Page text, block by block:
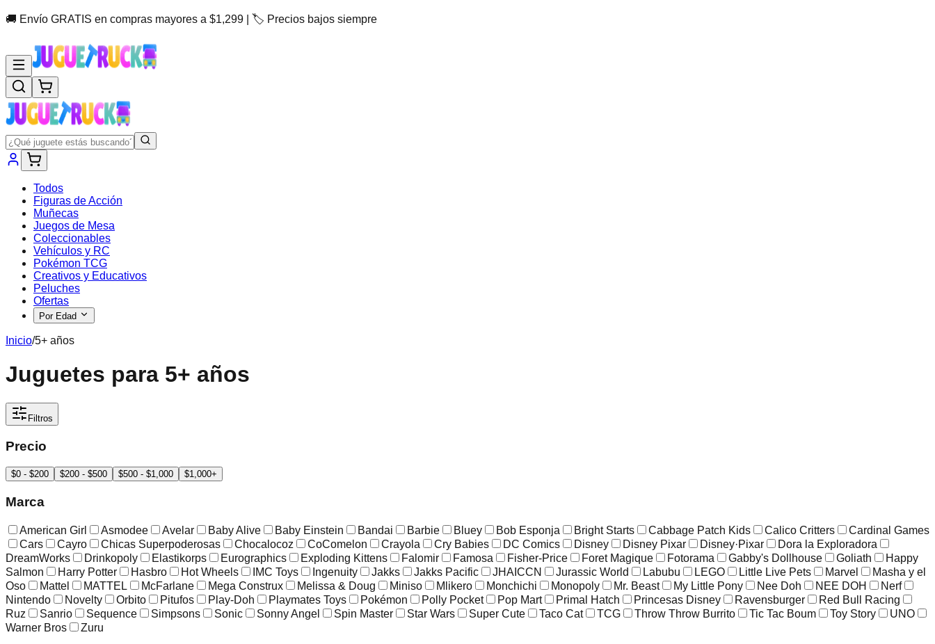
🚚 Envío GRATIS en compras mayores a $1,299 | 🏷️ Precios bajos siempre
Todos
Figuras de Acción
Muñecas
Juegos de Mesa
Coleccionables
Vehículos y RC
Pokémon TCG
Creativos y Educativos
Peluches
Ofertas
Por Edad
Inicio/5+ años
Juguetes para 5+ años
Filtros
Precio
$0 - $200 $200 - $500 $500 - $1,000 $1,000+
Marca
American Girl Asmodee Avelar Baby Alive Baby Einstein Bandai Barbie Bluey Bob Esponja Bright Starts Cabbage Patch Kids Calico Critters
Cardinal Games
Cars
Cayro Chicas Superpoderosas Chocalocoz CoComelon Crayola Cry Babies DC Comics Disney Disney Pixar Disney·Pixar
Dora la Exploradora
DreamWorks
Drinkopoly Elastikorps Eurographics Exploding Kittens Falomir Famosa Fisher-Price Foret Magique Fotorama Gabby's Dollhouse Goliath
Happy
Salmon
Harry Potter Hasbro Hot Wheels IMC Toys Ingenuity Jakks Jakks Pacific JHAICCN Jurassic World Labubu LEGO Little Live Pets Marvel
Masha y el
Oso
Mattel MATTEL McFarlane Mega Construx Melissa & Doug Miniso Mlikero Monchichi Monopoly Mr. Beast My Little Pony Nee Doh NEE DOH
Nerf
Nintendo
Novelty Orbito Pitufos Play-Doh Playmates Toys Pokémon Polly Pocket Pop Mart Primal Hatch Princesas Disney Ravensburger
Red Bull Racing
Ruz
Sanrio Sequence Simpsons Sonic Sonny Angel Spin Master Star Wars Super Cute Taco Cat TCG Throw Throw Burrito Tic Tac Boum Toy Story
UNO
Warner Bros
Zuru